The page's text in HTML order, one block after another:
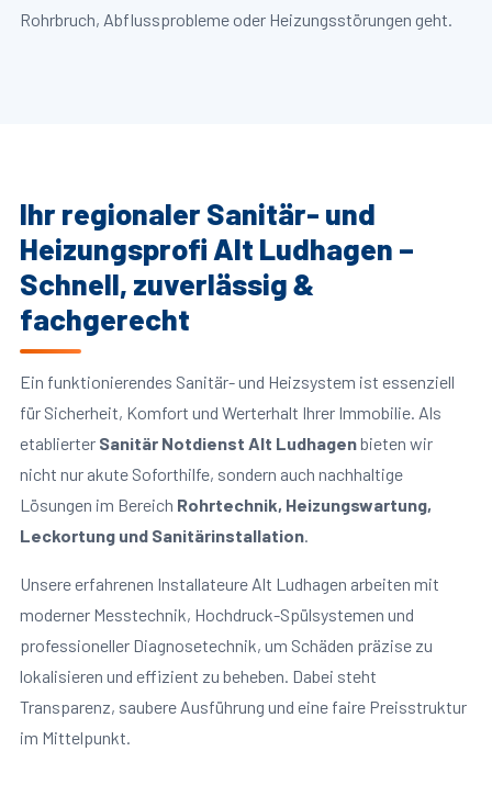
Rohrbruch, Abflussprobleme oder Heizungsstörungen geht.
Ihr regionaler Sanitär- und
Heizungsprofi Alt Ludhagen –
Schnell, zuverlässig &
fachgerecht
Ein funktionierendes Sanitär- und Heizsystem ist essenziell
für Sicherheit, Komfort und Werterhalt Ihrer Immobilie. Als
etablierter Sanitär Notdienst Alt Ludhagenbieten wir
nicht nur akute Soforthilfe, sondern auch nachhaltige
Lösungen im Bereich Rohrtechnik, Heizungswartung,
Leckortung und Sanitärinstallation.
Unsere erfahrenen Installateure Alt Ludhagen arbeiten mit
moderner Messtechnik, Hochdruck-Spülsystemen und
professioneller Diagnosetechnik, um Schäden präzise zu
lokalisieren und effizient zu beheben. Dabei steht
Transparenz, saubere Ausführung und eine faire Preisstruktur
im Mittelpunkt.